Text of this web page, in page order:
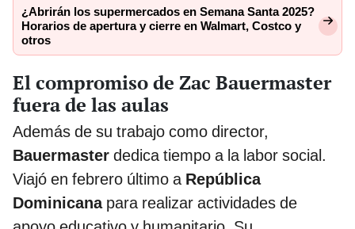
¿Abrirán los supermercados en Semana Santa 2025?
Horarios de apertura y cierre en Walmart, Costco y
otros
El compromiso de Zac Bauermaster
fuera de las aulas
Además de su trabajo como director,
Bauermaster dedica tiempo a la labor social.
Viajó en febrero último a República
Dominicanapara realizar actividades de